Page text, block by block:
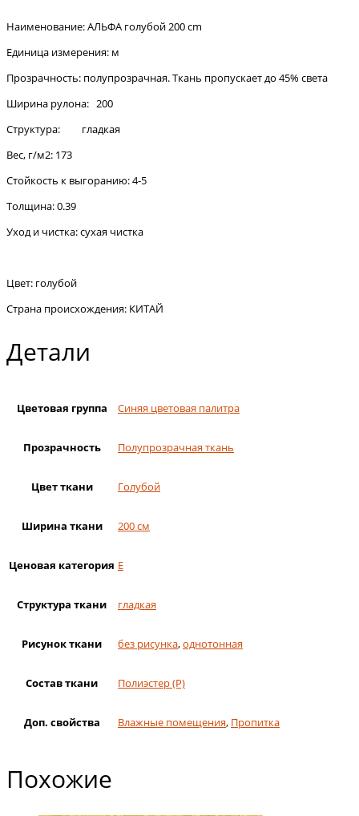
Наименование: АЛЬФА голубой 200 cm
Единица измерения: м
Прозрачность: полупрозрачная. Ткань пропускает до 45% света
Ширина рулона: 200
Структура: гладкая
Вес, г/м2: 173
Стойкость к выгоранию: 4-5
Толщина: 0.39
Уход и чистка: сухая чистка
Цвет: голубой
Страна происхождения: КИТАЙ
Детали
Цветовая группа Синяя цветовая палитра
Прозрачность Полупрозрачная ткань
Цвет ткани Голубой
Ширина ткани 200 см
Ценовая категория E
Структура ткани гладкая
Рисунок ткани без рисунка,однотонная
Состав ткани Полиэстер (Р)
Доп. свойства Влажные помещения, Пропитка
Похожие